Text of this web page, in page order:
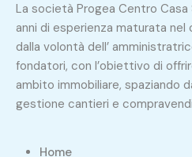
La società Progea Centro
anni di esperienza maturata nel
dalla volontà dell’
fondatori, con l’obiettivo di
ambito immobiliare, spaziando
gestione cantieri e
Home